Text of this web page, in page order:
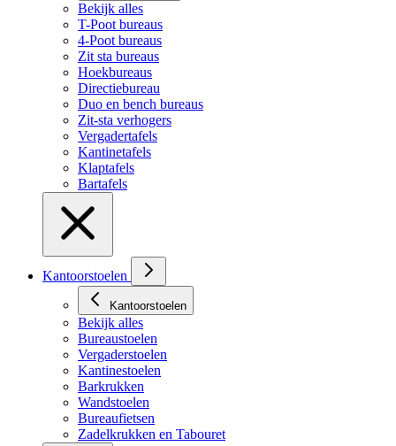
Bekijk alles
T-Poot bureaus
4-Poot bureaus
Zit sta bureaus
Hoekbureaus
Directiebureau
Duo en bench bureaus
Zit-sta verhogers
Vergadertafels
Kantinetafels
Klaptafels
Bartafels
Kantoorstoelen
Kantoorstoelen
Bekijk alles
Bureaustoelen
Vergaderstoelen
Kantinestoelen
Barkrukken
Wandstoelen
Bureaufietsen
Zadelkrukken en Tabouret